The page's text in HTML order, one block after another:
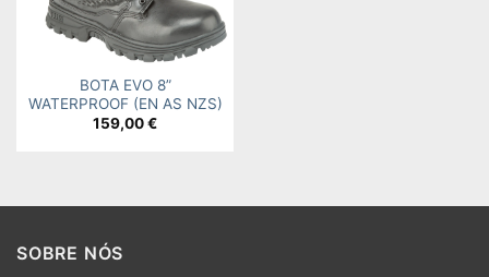
BOTA EVO 8”
WATERPROOF (EN AS NZS)
159,00€
SOBRE NÓS